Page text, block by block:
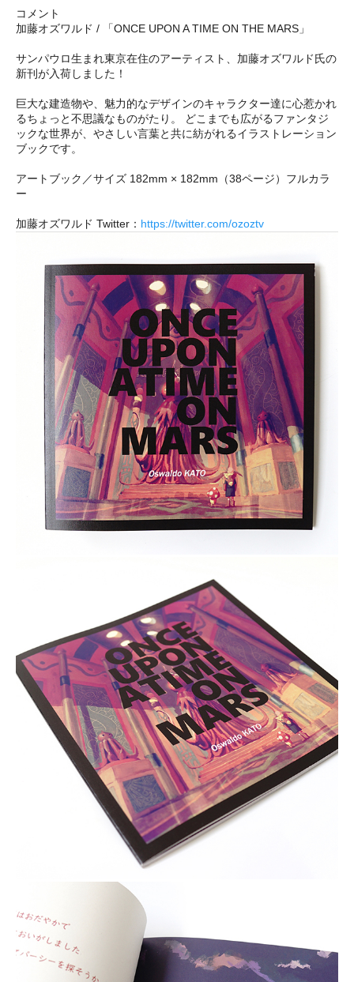
コメント
加藤オズワルド / 「ONCE UPON A TIME ON THE MARS」
サンパウロ生まれ東京在住のアーティスト、加藤オズワルド氏の
新刊が入荷しました！
巨大な建造物や、魅力的なデザインのキャラクター達に心惹かれ
るちょっと不思議なものがたり。 どこまでも広がるファンタジ
ックな世界が、やさしい言葉と共に紡がれるイラストレーション
ブックです。
アートブック／サイズ 182mm × 182mm（38ページ）フルカラ
ー
加藤オズワルド Twitter： https://twitter.com/ozoztv